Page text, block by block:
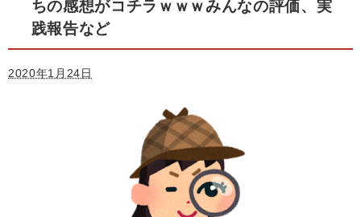
ちの感想がコチラｗｗｗみんなの評価、実
践報告など
2020年1月24日